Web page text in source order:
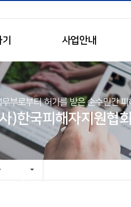
사업안내
무부로부터 허가를 받은 순수민간 피
)한국피해자지원협